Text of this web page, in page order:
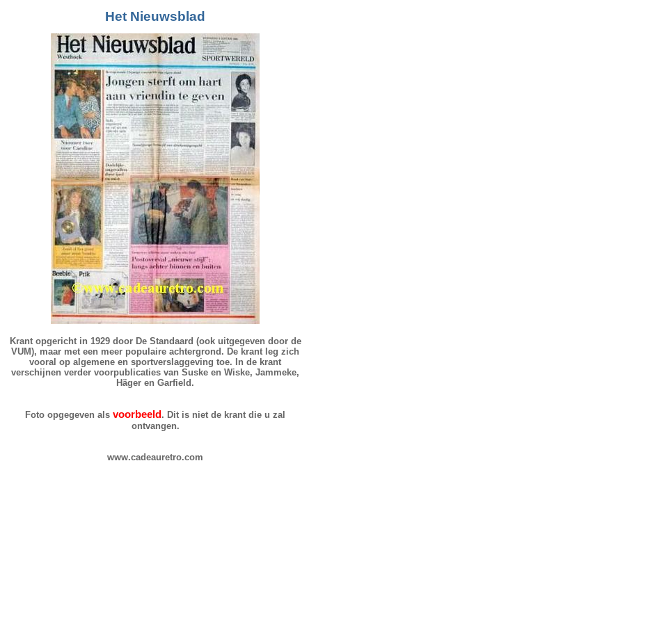
Het Nieuwsblad
Krant opgericht in 1929 door De Standaard (ook uitgegeven door de
VUM), maar met een meer populaire achtergrond. De krant leg zich
vooral op algemene en sportverslaggeving toe. In de krant
verschijnen verder voorpublicaties van Suske en Wiske, Jammeke,
Häger en Garfield.
Foto opgegeven als voorbeeld. Dit is niet de krant die u zal
ontvangen.
www.cadeauretro.com